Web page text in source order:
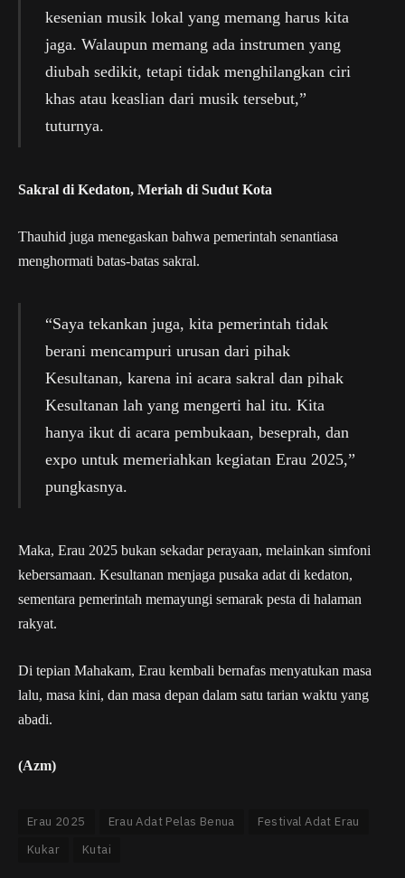
kesenian musik lokal yang memang harus kita
jaga. Walaupun memang ada instrumen yang
diubah sedikit, tetapi tidak menghilangkan ciri
khas atau keaslian dari musik tersebut,”
tuturnya.
Sakral di Kedaton, Meriah di Sudut Kota
Thauhid juga menegaskan bahwa pemerintah senantiasa
menghormati batas-batas sakral.
“Saya tekankan juga, kita pemerintah tidak
berani mencampuri urusan dari pihak
Kesultanan, karena ini acara sakral dan pihak
Kesultanan lah yang mengerti hal itu. Kita
hanya ikut di acara pembukaan, beseprah, dan
expo untuk memeriahkan kegiatan Erau 2025,”
pungkasnya.
Maka, Erau 2025 bukan sekadar perayaan, melainkan simfoni
kebersamaan. Kesultanan menjaga pusaka adat di kedaton,
sementara pemerintah memayungi semarak pesta di halaman
rakyat.
Di tepian Mahakam, Erau kembali bernafas menyatukan masa
lalu, masa kini, dan masa depan dalam satu tarian waktu yang
abadi.
(Azm)
Erau 2025 Erau Adat Pelas Benua
Festival Adat Erau
Kukar
Kutai